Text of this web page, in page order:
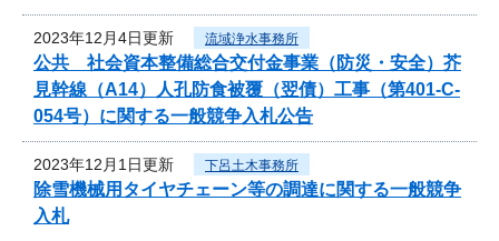
2023年12月4日更新 流域浄水事務所
公共 社会資本整備総合交付金事業（防災・安全）芥
見幹線（A14）人孔防食被覆（翌債）工事（第401-C-
054号）に関する一般競争入札公告
2023年12月1日更新 下呂土木事務所
除雪機械用タイヤチェーン等の調達に関する一般競争
入札